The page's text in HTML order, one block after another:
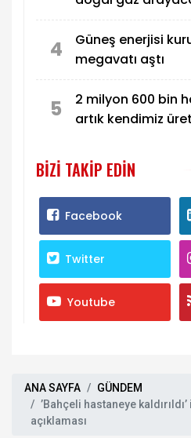
4
Güneş enerjisi
megavatı aştı
5
2 milyon 600 bin
artık kendimiz
BIZI TAKIP EDIN
Facebook
Twitter
Youtube
ANA SAYFA
GÜNDEM
’Bahçeli hastaneye
açıklaması